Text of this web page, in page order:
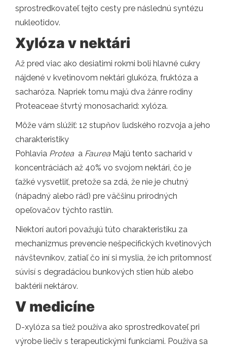
sprostredkovateľ tejto cesty pre následnú syntézu
nukleotidov.
Xylóza v nektári
Až pred viac ako desiatimi rokmi boli hlavné cukry
nájdené v kvetinovom nektári glukóza, fruktóza a
sacharóza. Napriek tomu majú dva žánre rodiny
Proteaceae štvrtý monosacharid: xylóza.
Môže vám slúžiť: 12 stupňov ľudského rozvoja a jeho
charakteristiky
Pohlavia Protea a Faurea Majú tento sacharid v
koncentráciách až 40% vo svojom nektári, čo je
ťažké vysvetliť, pretože sa zdá, že nie je chutný
(nápadný alebo rád) pre väčšinu prírodných
opeľovačov týchto rastlín.
Niektorí autori považujú túto charakteristiku za
mechanizmus prevencie nešpecifických kvetinových
návštevníkov, zatiaľ čo iní si myslia, že ich prítomnosť
súvisí s degradáciou bunkových stien húb alebo
baktérií nektárov.
V medicíne
D-xylóza sa tiež používa ako sprostredkovateľ pri
výrobe liečiv s terapeutickými funkciami. Používa sa